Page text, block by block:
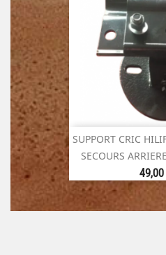
SUPPORT CRIC
SECOURS
Prix